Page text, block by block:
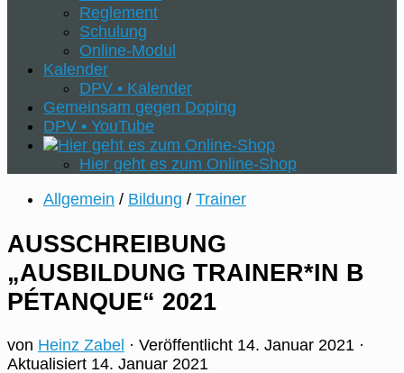
Reglement
Schulung
Online-Modul
Kalender
DPV • Kalender
Gemeinsam gegen Doping
DPV • YouTube
Hier geht es zum Online-Shop
Allgemein / Bildung / Trainer
AUSSCHREIBUNG
„AUSBILDUNG TRAINER*IN B
PÉTANQUE“ 2021
von Heinz Zabel · Veröffentlicht 14. Januar 2021 ·
Aktualisiert 14. Januar 2021